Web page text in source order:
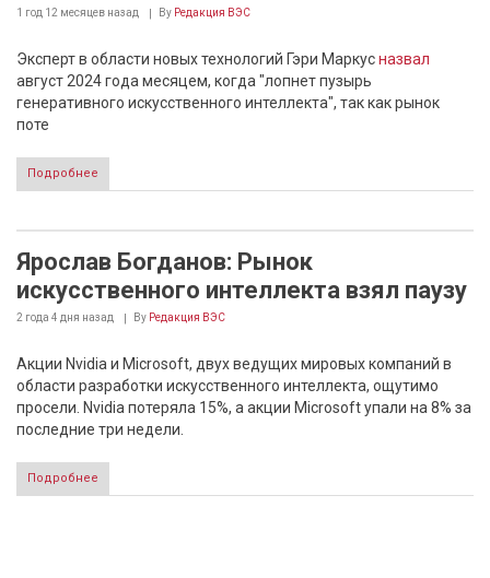
1 год 12 месяцев назад By Редакция ВЭС
Эксперт в области новых технологий Гэри Маркусназвал
август 2024 года месяцем, когда "лопнет пузырь
генеративного искусственного интеллекта", так как рынок
поте
Подробнее
Ярослав Богданов: Рынок
искусственного интеллекта взял паузу
2 года 4 дня назад By Редакция ВЭС
Акции Nvidia и Microsoft, двух ведущих мировых компаний в
области разработки искусственного интеллекта, ощутимо
просели. Nvidia потеряла 15%, а акции Microsoft упали на 8% за
последние три недели.
Подробнее